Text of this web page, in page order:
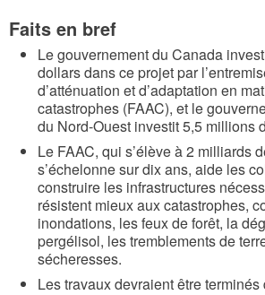
Faits en bref
Le gouvernement du Canada
dollars dans ce projet par
d’atténuation et d’adaptation en
catastrophes (FAAC), et le
du Nord-Ouest investit 5,5 millions
Le FAAC, qui s’élève à 2 milliards
s’échelonne sur dix ans, aide les
construire les infrastructures
résistent mieux aux catastrophes,
inondations, les feux de forêt, la
pergélisol, les tremblements de
sécheresses.
Les travaux devraient être terminés